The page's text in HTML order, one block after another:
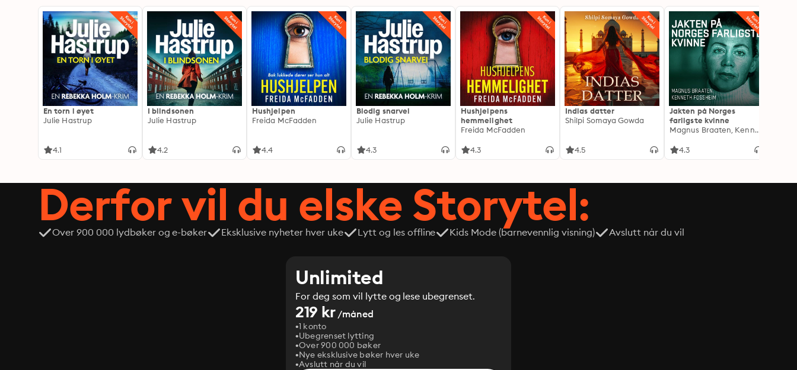
En torn i øyet
Julie Hastrup
4.1
I blindsonen
Julie Hastrup
4.2
Hushjelpen
Freida McFadden
4.4
Blodig snarvei
Julie Hastrup
4.3
Hushjelpens
hemmelighet
Freida McFadden
4.3
Indias datter
Shilpi Somaya Gowda
4.5
Jakten på Norges
farligste kvinne
Magnus Braaten, Kenneth Fossheim
4.3
Derfor vil du elske Storytel:
Over 900 000 lydbøker og e-bøker Eksklusive nyheter hver uke Lytt og les offline Kids Mode (barnevennlig visning) Avslutt når du vil
Unlimited
For deg som vil lytte og lese ubegrenset.
219 kr/måned
1 konto
Ubegrenset lytting
Over 900 000 bøker
Nye eksklusive bøker hver uke
Avslutt når du vil